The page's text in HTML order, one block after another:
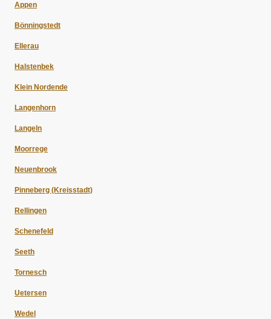
Appen
Bönningstedt
Ellerau
Halstenbek
Klein Nordende
Langenhorn
Langeln
Moorrege
Neuenbrook
Pinneberg (Kreisstadt)
Rellingen
Schenefeld
Seeth
Tornesch
Uetersen
Wedel